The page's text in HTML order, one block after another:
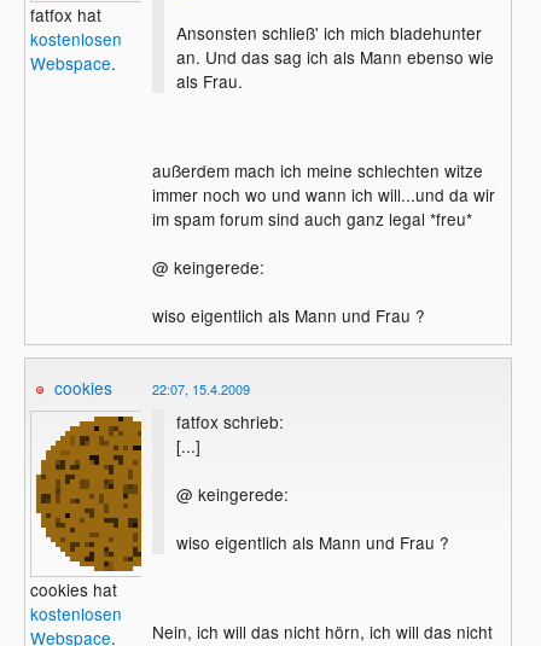
fatfox hat
kostenlosen
Webspace.
Ansonsten schließ' ich mich bladehunter
an. Und das sag ich als Mann ebenso wie
als Frau.
außerdem mach ich meine schlechten witze
immer noch wo und wann ich will...und da wir
im spam forum sind auch ganz legal *freu*
@ keingerede:
wiso eigentlich als Mann und Frau ?
cookies
cookies hat
kostenlosen
Webspace.
22:07, 15.4.2009
fatfox schrieb:
[...]
@ keingerede:
wiso eigentlich als Mann und Frau ?
Nein, ich will das nicht hörn, ich will das nicht